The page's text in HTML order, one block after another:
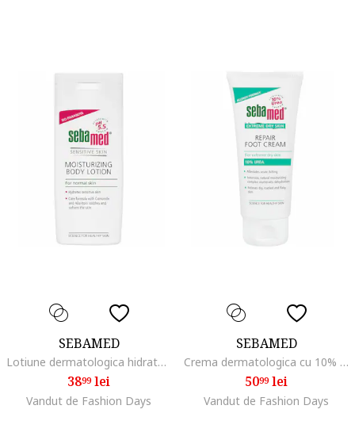
SEBAMED
Lotiune dermatologica hidratanta pentru corp, 200 ml
3899lei
Vandut de Fashion Days
SEBAMED
Crema dermatologica cu 10% uree pentru picioare, 100 ml
5099lei
Vandut de Fashion Days